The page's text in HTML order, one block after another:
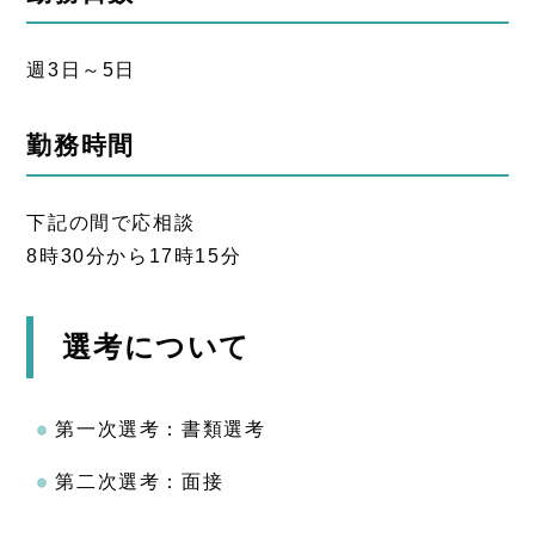
週3日～5日
勤務時間
下記の間で応相談
8時30分から17時15分
選考について
第一次選考：書類選考
第二次選考：面接